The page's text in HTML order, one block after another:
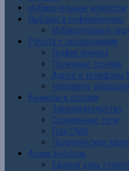
Избирательные комиссии
Выборы и референдумы
Избирательные
Работа с обращениями
График приема
Полезные ссылки
Адрес и телефоны
Направить
Баннеры и ссылки
Законодательство
Социальные сети
Для СМИ
Политические
Архив выборов
Единый день